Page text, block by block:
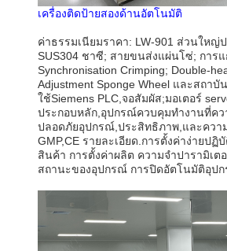
เครื่องติดป้ายสองด้านอัตโนมัติ
ค่าธรรมเนียมราคา: LW-901 ส่วนใหญ่
SUS304 ชาซี; สายขนส่งแผ่นโซ่; การ
Synchronisation Crimping; Double-
Adjustment Sponge Wheel และสถาบั
ใช้Siemens PLC,จอสัมผัส;มอเตอร์
ประกอบหลัก,อุปกรณ์ควบคุมทํางานที่คว
ปลอดภัยอุปกรณ์,ประสิทธิภาพ,และควา
GMP,CE รายละเอียด.การตั้งค่าง่ายป
สินค้า การตั้งค่าผลิต ความจําปารามิเต
สถานะของอุปกรณ์ การปิดอัตโนมัติอุป